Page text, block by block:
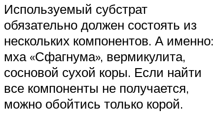
Используемый субстрат
обязательно должен состоять из
нескольких компонентов. А именно:
мха «Сфагнума», вермикулита,
сосновой сухой коры. Если найти
все компоненты не получается,
можно обойтись только корой.